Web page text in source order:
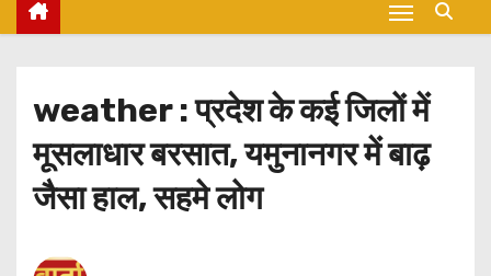
weather : प्रदेश के कई जिलों में
मूसलाधार बरसात, यमुनानगर में बाढ़
जैसा हाल, सहमे लोग